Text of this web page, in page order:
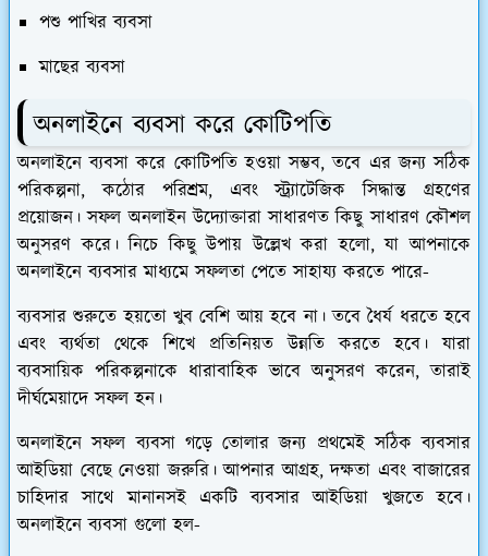
পশু পাখির ব্যবসা
মাছের ব্যবসা
অনলাইনে ব্যবসা করে কোটিপতি
অনলাইনে ব্যবসা করে কোটিপতি হওয়া সম্ভব, তবে এর জন্য সঠিক
পরিকল্পনা, কঠোর পরিশ্রম, এবং স্ট্র্যাটেজিক সিদ্ধান্ত গ্রহণের
প্রয়োজন। সফল অনলাইন উদ্যোক্তারা সাধারণত কিছু সাধারণ কৌশল
অনুসরণ করে। নিচে কিছু উপায় উল্লেখ করা হলো, যা আপনাকে
অনলাইনে ব্যবসার মাধ্যমে সফলতা পেতে সাহায্য করতে পারে-
ব্যবসার শুরুতে হয়তো খুব বেশি আয় হবে না। তবে ধৈর্য ধরতে হবে
এবং ব্যর্থতা থেকে শিখে প্রতিনিয়ত উন্নতি করতে হবে। যারা
ব্যবসায়িক পরিকল্পনাকে ধারাবাহিক ভাবে অনুসরণ করেন, তারাই
দীর্ঘমেয়াদে সফল হন।
অনলাইনে সফল ব্যবসা গড়ে তোলার জন্য প্রথমেই সঠিক ব্যবসার
আইডিয়া বেছে নেওয়া জরুরি। আপনার আগ্রহ, দক্ষতা এবং বাজারের
চাহিদার সাথে মানানসই একটি ব্যবসার আইডিয়া খুজতে হবে।
অনলাইনে ব্যবসা গুলো হল-